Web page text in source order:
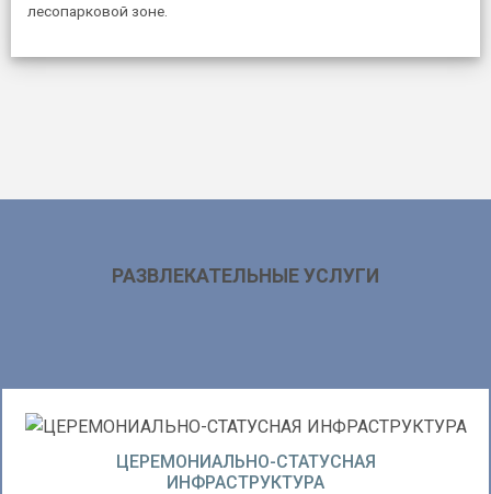
лесопарковой зоне.
РАЗВЛЕКАТЕЛЬНЫЕ УСЛУГИ
ЦЕРЕМОНИАЛЬНО-СТАТУСНАЯ
ИНФРАСТРУКТУРА